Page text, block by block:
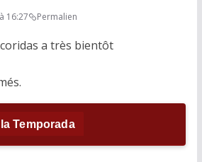
16:27 Permalien
coridas a très bientôt
Temporada